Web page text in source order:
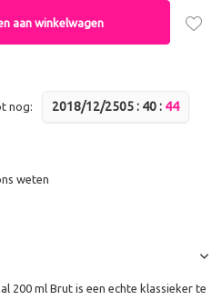
aan winkelwagen
nog: 2018/12/2505: 40: 44
weten
200 ml Brut is een echte klassieker te